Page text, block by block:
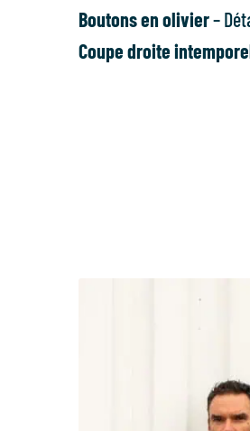
Boutons en olivier–
Coupe droite